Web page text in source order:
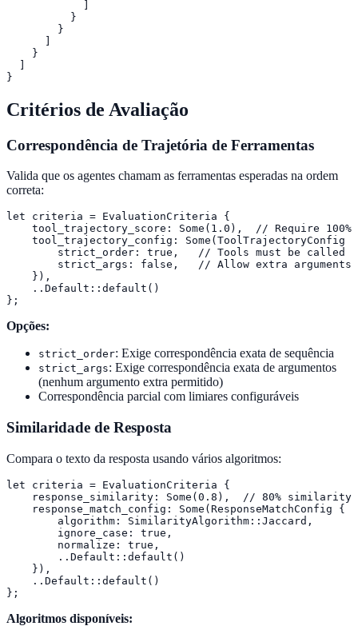
          }
        }
    }
}
Critérios de Avaliação
Correspondência de Trajetória de Ferramentas
Valida que os agentes chamam as ferramentas esperadas na ordem
correta:
let criteria = EvaluationCriteria {
tool_trajectory_score: Some(1.0),  // Require 100%
    tool_trajectory_config: Some(ToolTrajectoryConfig {
strict_order: true,   // Tools must be called
strict_args: false,   // Allow extra arguments
    }),
    ..Default::default()
};
Opções:
strict_order: Exige correspondência exata de sequência
strict_args: Exige correspondência exata de argumentos
(nenhum argumento extra permitido)
Correspondência parcial com limiares configuráveis
Similaridade de Resposta
Compara o texto da resposta usando vários algoritmos:
let criteria = EvaluationCriteria {
response_similarity: Some(0.8),  // 80% similarity
    response_match_config: Some(ResponseMatchConfig {
        algorithm: SimilarityAlgorithm::Jaccard,
        ignore_case: true,
        normalize: true,
        ..Default::default()
    }),
    ..Default::default()
};
Algoritmos disponíveis: